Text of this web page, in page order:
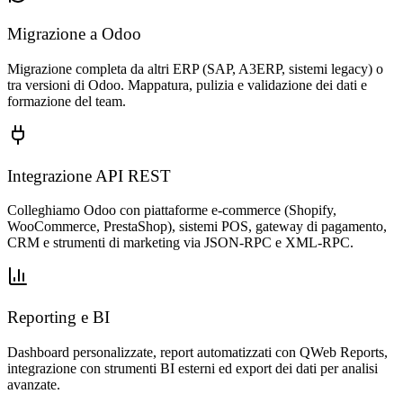
Migrazione a Odoo
Migrazione completa da altri ERP (SAP, A3ERP, sistemi legacy) o
tra versioni di Odoo. Mappatura, pulizia e validazione dei dati e
formazione del team.
Integrazione API REST
Colleghiamo Odoo con piattaforme e-commerce (Shopify,
WooCommerce, PrestaShop), sistemi POS, gateway di pagamento,
CRM e strumenti di marketing via JSON-RPC e XML-RPC.
Reporting e BI
Dashboard personalizzate, report automatizzati con QWeb Reports,
integrazione con strumenti BI esterni ed export dei dati per analisi
avanzate.